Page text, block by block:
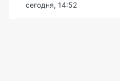
сегодня, 14:52